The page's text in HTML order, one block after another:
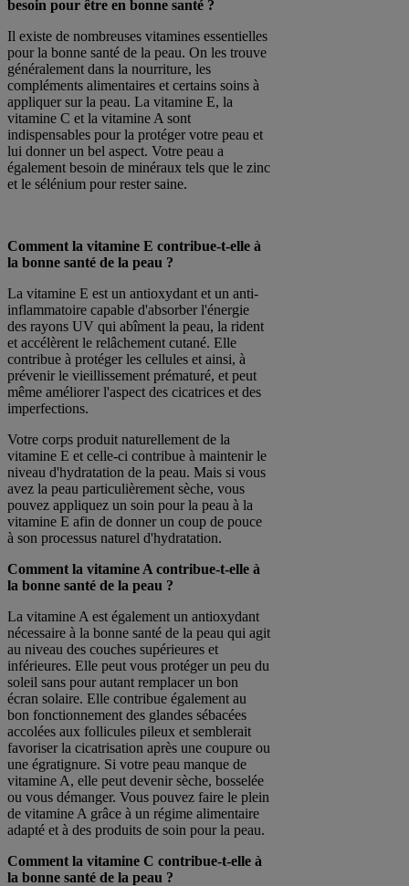
besoin pour être en bonne santé ?
Il existe de nombreuses vitamines essentielles
pour la bonne santé de la peau. On les trouve
généralement dans la nourriture, les
compléments alimentaires et certains soins à
appliquer sur la peau. La vitamine E, la
vitamine C et la vitamine A sont
indispensables pour la protéger votre peau et
lui donner un bel aspect. Votre peau a
également besoin de minéraux tels que le zinc
et le sélénium pour rester saine.
Comment la vitamine E contribue-t-elle à
la bonne santé de la peau ?
La vitamine E est un antioxydant et un anti-
inflammatoire capable d'absorber l'énergie
des rayons UV qui abîment la peau, la rident
et accélèrent le relâchement cutané. Elle
contribue à protéger les cellules et ainsi, à
prévenir le vieillissement prématuré, et peut
même améliorer l'aspect des cicatrices et des
imperfections.
Votre corps produit naturellement de la
vitamine E et celle-ci contribue à maintenir le
niveau d'hydratation de la peau. Mais si vous
avez la peau particulièrement sèche, vous
pouvez appliquez un soin pour la peau à la
vitamine E afin de donner un coup de pouce
à son processus naturel d'hydratation.
Comment la vitamine A contribue-t-elle à
la bonne santé de la peau ?
La vitamine A est également un antioxydant
nécessaire à la bonne santé de la peau qui agit
au niveau des couches supérieures et
inférieures. Elle peut vous protéger un peu du
soleil sans pour autant remplacer un bon
écran solaire. Elle contribue également au
bon fonctionnement des glandes sébacées
accolées aux follicules pileux et semblerait
favoriser la cicatrisation après une coupure ou
une égratignure. Si votre peau manque de
vitamine A, elle peut devenir sèche, bosselée
ou vous démanger. Vous pouvez faire le plein
de vitamine A grâce à un régime alimentaire
adapté et à des produits de soin pour la peau.
Comment la vitamine C contribue-t-elle à
la bonne santé de la peau ?